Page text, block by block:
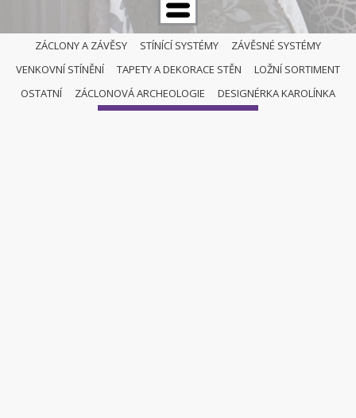
ZÁCLONY A ZÁVĚSY STÍNÍCÍ SYSTÉMY
ZÁVĚSNÉ SYSTÉMY
VENKOVNÍ STÍNĚNÍ
TAPETY A DEKORACE STĚN
LOŽNÍ SORTIMENT
OSTATNÍ
ZÁCLONOVÁ ARCHEOLOGIE DESIGNÉRKA KAROLÍNKA
OSTATNÍ